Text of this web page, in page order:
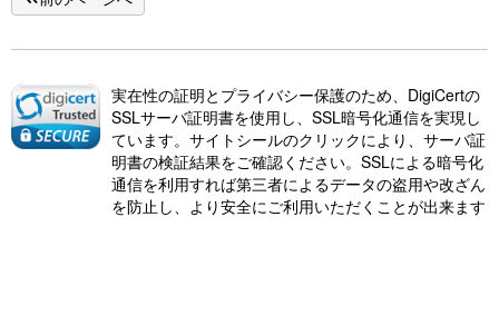
実在性の証明とプライバシー保護のため、DigiCertの
SSLサーバ証明書を使用し、SSL暗号化通信を実現し
ています。サイトシールのクリックにより、サーバ証
明書の検証結果をご確認ください。SSLによる暗号化
通信を利用すれば第三者によるデータの盗用や改ざん
を防止し、より安全にご利用いただくことが出来ます